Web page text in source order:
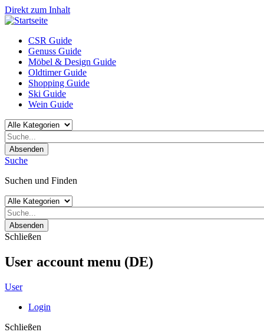
Direkt zum Inhalt
CSR Guide
Genuss Guide
Möbel & Design Guide
Oldtimer Guide
Shopping Guide
Ski Guide
Wein Guide
Absenden
Suche
Suchen und Finden
Absenden
Schließen
User account menu (DE)
User
Login
Schließen